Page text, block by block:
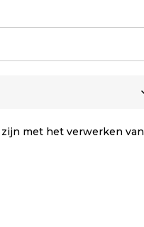
met het verwerken van